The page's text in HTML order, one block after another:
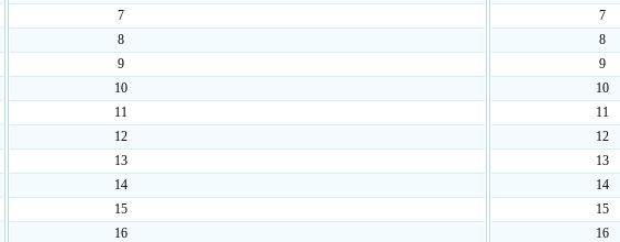
7
8
9
10
11
12
13
14
15
16
7
8
9
10
11
12
13
14
15
16